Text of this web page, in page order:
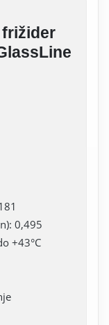
0,495
+43°C